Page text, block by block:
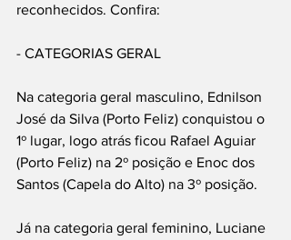
reconhecidos. Confira:
- CATEGORIAS GERAL
Na categoria geral masculino, Ednilson
José da Silva (Porto Feliz) conquistou o
1º lugar, logo atrás ficou Rafael Aguiar
(Porto Feliz) na 2º posição e Enoc dos
Santos (Capela do Alto) na 3º posição.
Já na categoria geral feminino, Luciane